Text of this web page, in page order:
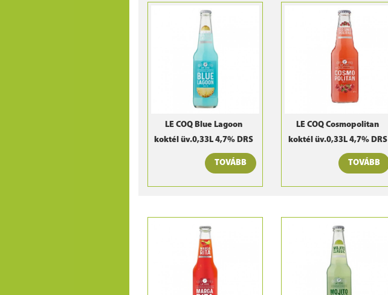
LE COQ Blue Lagoon
koktél üv.0,33L 4,7% DRS
TOVÁBB
LE COQ Cosmopolitan
koktél üv.0,33L 4,7% DRS
TOVÁBB